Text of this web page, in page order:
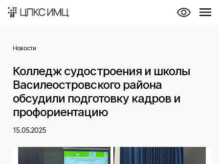
Новости
Колледж судостроения и школы
Василеостровского района
обсудили подготовку кадров и
профориентацию
15.05.2025